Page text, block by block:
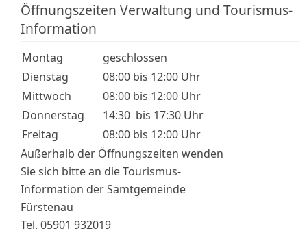
Öffnungszeiten Verwaltung und Tourismus-
Information
Montag
geschlossen
Dienstag
08:00 bis 12:00 Uhr
Mittwoch
08:00 bis 12:00 Uhr
Donnerstag
14:30 bis 17:30 Uhr
Freitag
08:00 bis 12:00 Uhr
Außerhalb der Öffnungszeiten wenden
Sie sich bitte an die Tourismus-
Information der Samtgemeinde
Fürstenau
Tel. 05901 932019